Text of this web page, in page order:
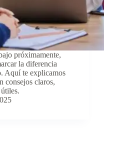
próximamente,
la diferencia
Aquí te explicamos
consejos claros,